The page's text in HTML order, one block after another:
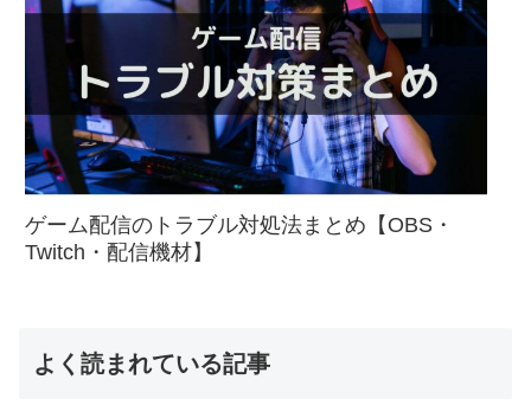
ゲーム配信のトラブル対処法まとめ【OBS・
Twitch・配信機材】
よく読まれている記事